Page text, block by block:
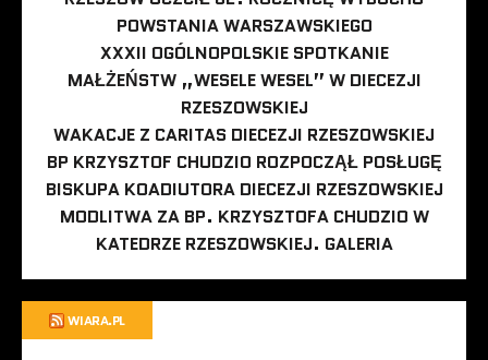
POWSTANIA WARSZAWSKIEGO
XXXII OGÓLNOPOLSKIE SPOTKANIE
MAŁŻEŃSTW „WESELE WESEL” W DIECEZJI
RZESZOWSKIEJ
WAKACJE Z CARITAS DIECEZJI RZESZOWSKIEJ
BP KRZYSZTOF CHUDZIO ROZPOCZĄŁ POSŁUGĘ
BISKUPA KOADIUTORA DIECEZJI RZESZOWSKIEJ
MODLITWA ZA BP. KRZYSZTOFA CHUDZIO W
KATEDRZE RZESZOWSKIEJ. GALERIA
WIARA.PL